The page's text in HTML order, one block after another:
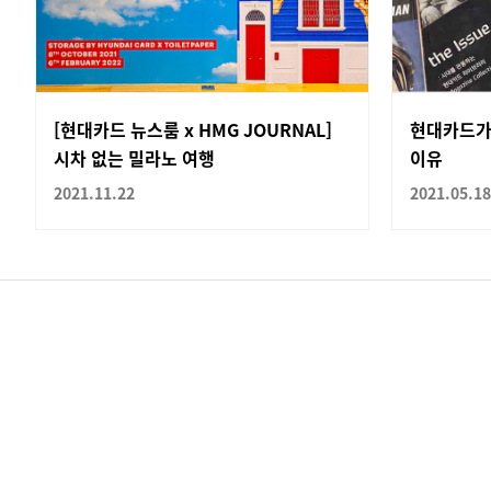
[현대카드 뉴스룸 x HMG JOURNAL]
시차 없는 밀라노 여행
2021.11.22
현대카드
이유
2021.05.18